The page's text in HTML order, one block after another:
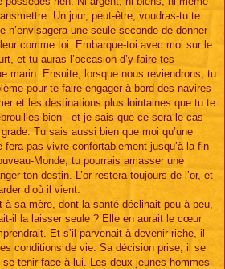
Un jour, peut-être, voudras-tu te
n’envisagera une seule seconde de donner
comme toi. Embarque-toi avec moi sur le
et tu auras l’occasion d’y faire tes
marin. Ensuite, lorsque nous reviendrons, tu
pour te faire engager à bord des navires
et les destinations plus lointaines que tu te
bien - et je sais que ce sera le cas -
Tu sais aussi bien que moi qu’une
pas vivre confortablement jusqu’à la fin
Monde, tu pourrais amasser une
ton destin. L’or restera toujours de l’or, et
d’où il vient.
à sa mère, dont la santé déclinait peu à peu,
il la laisser seule ? Elle en aurait le cœur
Et s’il parvenait à devenir riche, il
conditions de vie. Sa décision prise, il se
se tenir face à lui. Les deux jeunes hommes